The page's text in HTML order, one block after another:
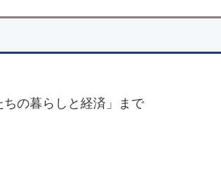
の暮らしと経済」まで